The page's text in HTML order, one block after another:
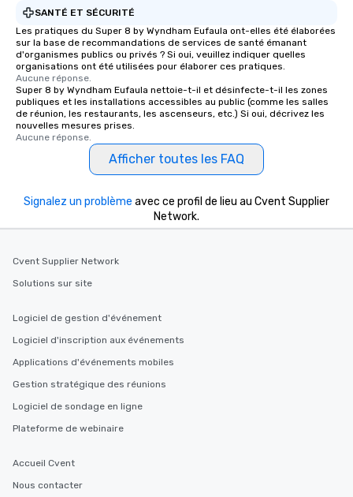
SANTÉ ET SÉCURITÉ
Les pratiques du Super 8 by Wyndham Eufaula ont-elles été élaborées
sur la base de recommandations de services de santé émanant
d'organismes publics ou privés ? Si oui, veuillez indiquer quelles
organisations ont été utilisées pour élaborer ces pratiques.
Aucune réponse.
Super 8 by Wyndham Eufaula nettoie-t-il et désinfecte-t-il les zones
publiques et les installations accessibles au public (comme les salles
de réunion, les restaurants, les ascenseurs, etc.) Si oui, décrivez les
nouvelles mesures prises.
Aucune réponse.
Afficher toutes les FAQ
Signalez un problème avec ce profil de lieu au Cvent Supplier
Network.
Cvent Supplier Network
Solutions sur site
Logiciel de gestion d'événement
Logiciel d'inscription aux événements
Applications d'événements mobiles
Gestion stratégique des réunions
Logiciel de sondage en ligne
Plateforme de webinaire
Accueil Cvent
Nous contacter